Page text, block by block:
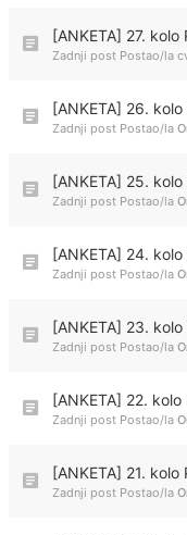
[ANKETA] 27.
Zadnji post Postao/la
[ANKETA] 26.
Zadnji post Postao/la
[ANKETA] 25.
Zadnji post Postao/la
[ANKETA] 24.
Zadnji post Postao/la
[ANKETA] 23.
Zadnji post Postao/la
[ANKETA] 22.
Zadnji post Postao/la
[ANKETA] 21.
Zadnji post Postao/la